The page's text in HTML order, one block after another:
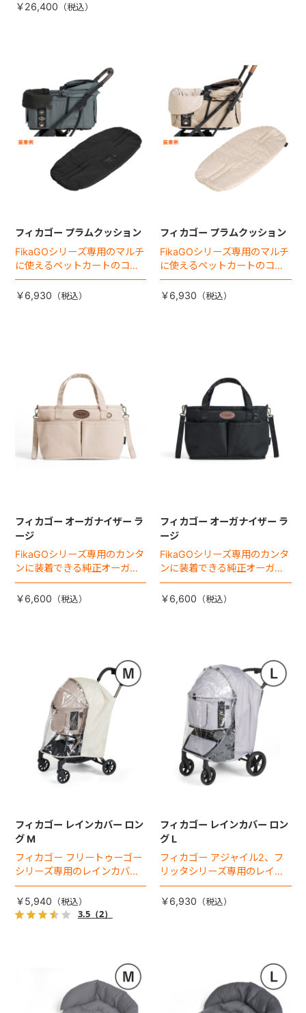
￥26,400
フィカゴー プラムクッション
FikaGOシリーズ専用のマルチ
に使えるペットカートのコー
ナークッション登場。
￥6,930
フィカゴー プラムクッション
FikaGOシリーズ専用のマルチ
に使えるペットカートのコー
ナークッション登場。
￥6,930
フィカゴー オーガナイザー ラ
ージ
FikaGOシリーズ専用のカンタ
ンに装着できる純正オーガナ
イザー。
￥6,600
フィカゴー オーガナイザー ラ
ージ
FikaGOシリーズ専用のカンタ
ンに装着できる純正オーガナ
イザー。
￥6,600
フィカゴー レインカバー ロン
グ M
フィカゴー フリートゥーゴー
シリーズ専用のレインカバ
ー。雨の日のお出かけも安
心。
￥5,940
3.5（2）
フィカゴー レインカバー ロン
グ L
フィカゴー アジャイル2、フ
リッタシリーズ専用のレイン
カバー。雨の日のお出かけも
安心。
￥6,930